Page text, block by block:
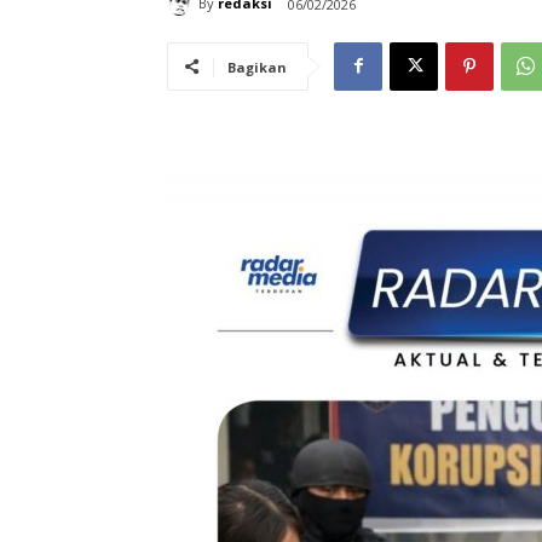
06/02/2026
Bagikan